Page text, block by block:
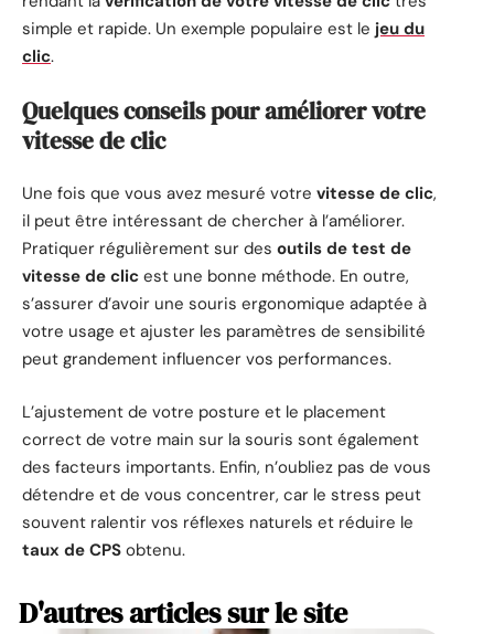
simple et rapide. Un exemple populaire est le jeu du
clic.
Quelques conseils pour améliorer votre
vitesse de clic
Une fois que vous avez mesuré votre vitesse de clic,
il peut être intéressant de chercher à l’améliorer.
Pratiquer régulièrement sur des outils de test de
vitesse de clic est une bonne méthode. En outre,
s’assurer d’avoir une souris ergonomique adaptée à
votre usage et ajuster les paramètres de sensibilité
peut grandement influencer vos performances.
L’ajustement de votre posture et le placement
correct de votre main sur la souris sont également
des facteurs importants. Enfin, n’oubliez pas de vous
détendre et de vous concentrer, car le stress peut
souvent ralentir vos réflexes naturels et réduire le
taux de CPS obtenu.
D'autres articles sur le site